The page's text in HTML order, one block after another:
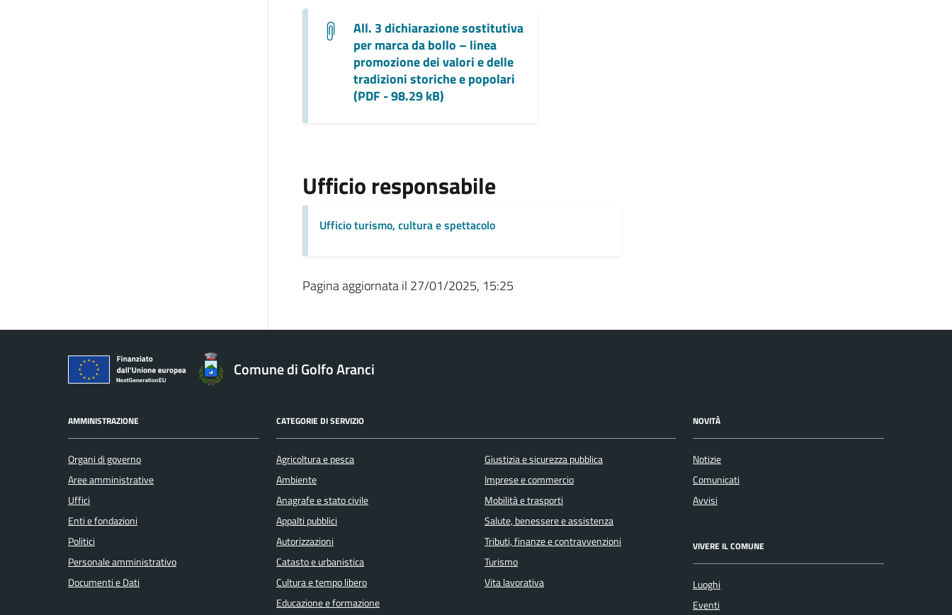
All. 3 dichiarazione sostitutiva
per marca da bollo – linea
promozione dei valori e delle
tradizioni storiche e popolari
(PDF - 98.29 kB)
Ufficio responsabile
Ufficio turismo, cultura e spettacolo
Pagina aggiornata il 27/01/2025, 15:25
Comune di Golfo Aranci
AMMINISTRAZIONE
Organi di governo
Aree amministrative
Uffici
Enti e fondazioni
Politici
Personale amministrativo
Documenti e Dati
CATEGORIE DI SERVIZIO
Agricoltura e pesca
Ambiente
Anagrafe e stato civile
Appalti pubblici
Autorizzazioni
Catasto e urbanistica
Cultura e tempo libero
Educazione e formazione
Giustizia e sicurezza pubblica
Imprese e commercio
Mobilità e trasporti
Salute, benessere e assistenza
Tributi, finanze e contravvenzioni
Turismo
Vita lavorativa
NOVITÀ
Notizie
Comunicati
Avvisi
VIVERE IL COMUNE
Luoghi
Eventi